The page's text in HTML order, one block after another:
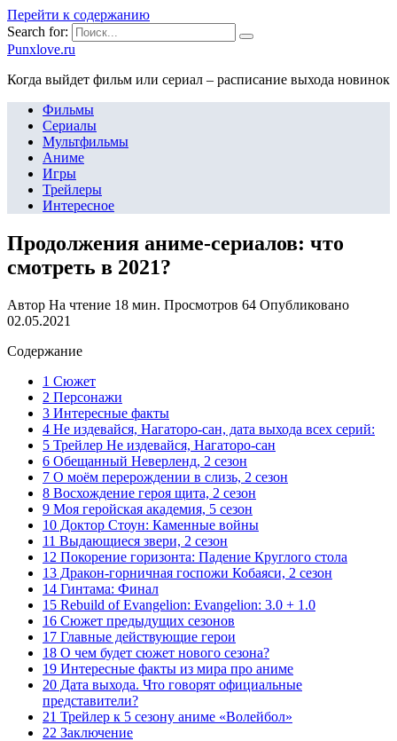
Перейти к содержанию
Search for:
Punxlove.ru
Когда выйдет фильм или сериал – расписание выхода новинок
Фильмы
Сериалы
Мультфильмы
Аниме
Игры
Трейлеры
Интересное
Продолжения аниме-сериалов: что
смотреть в 2021?
Автор На чтение 18 мин. Просмотров 64 Опубликовано
02.05.2021
Содержание
1 Сюжет
2 Персонажи
3 Интересные факты
4 Не издевайся, Нагаторо-сан, дата выхода всех серий:
5 Трейлер Не издевайся, Нагаторо-сан
6 Обещанный Неверленд, 2 сезон
7 О моём перерождении в слизь, 2 сезон
8 Восхождение героя щита, 2 сезон
9 Моя геройская академия, 5 сезон
10 Доктор Стоун: Каменные войны
11 Выдающиеся звери, 2 сезон
12 Покорение горизонта: Падение Круглого стола
13 Дракон-горничная госпожи Кобаяси, 2 сезон
14 Гинтама: Финал
15 Rebuild of Evangelion: Evangelion: 3.0 + 1.0
16 Сюжет предыдущих сезонов
17 Главные действующие герои
18 О чем будет сюжет нового сезона?
19 Интересные факты из мира про аниме
20 Дата выхода. Что говорят официальные
представители?
21 Трейлер к 5 сезону аниме «Волейбол»
22 Заключение